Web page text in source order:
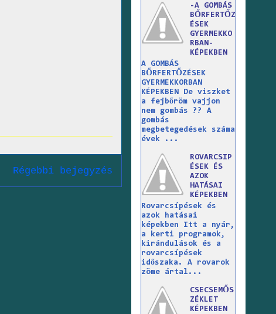
Régebbi bejegyzés
-A GOMBÁS
BŐRFERTŐZ
ÉSEK
GYERMEKKO
RBAN-
KÉPEKBEN
A GOMBÁS
BŐRFERTŐZÉSEK
GYERMEKKORBAN
KÉPEKBEN De viszket
a fejbőröm vajjon
nem gombás ?? A
gombás
megbetegedések száma
évek ...
ROVARCSIP
ÉSEK ÉS
AZOK
HATÁSAI
KÉPEKBEN
Rovarcsípések és
azok hatásai
képekben Itt a nyár,
a kerti programok,
kirándulások és a
rovarcsípések
időszaka. A rovarok
zöme ártal...
CSECSEMŐS
ZÉKLET
KÉPEKBEN